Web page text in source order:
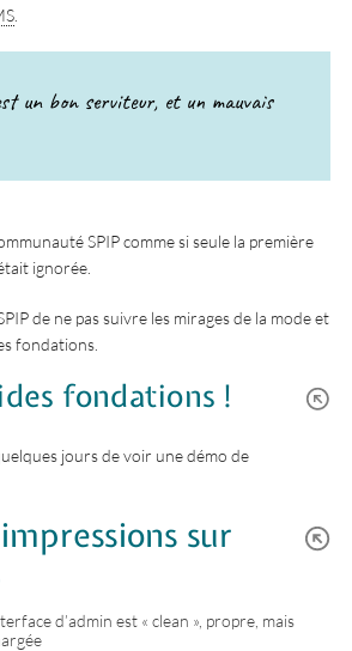
un bon serviteur, et un mauvais
SPIP comme si seule la première
ignorée.
de ne pas suivre les mirages de la mode et
fondations.
fondations !
jours de voir une démo de
sur
d’admin est « clean », propre, mais